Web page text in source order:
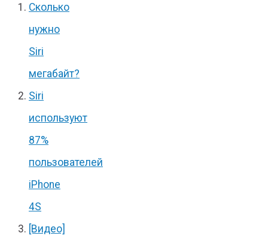
Сколько
нужно
Siri
мегабайт?
Siri
используют
87%
пользователей
iPhone
4S
[Видео]